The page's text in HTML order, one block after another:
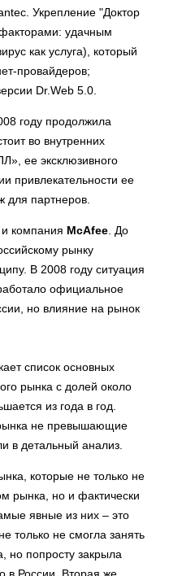
Укрепление "Доктор
удачным
как услуга), который
провайдеров;
Dr.Web 5.0.
году продолжила
во внутренних
ее эксклюзивного
привлекательности ее
для партнеров.
компания McAfee . До
рынку
В 2008 году ситуация
официальное
но влияние на рынок
список основных
рынка с долей около
из года в год.
не превышающие
в детальный анализ.
которые не только не
рынка, но и фактически
явные из них – это
только не смогла занять
но попросту закрыла
в России. Вторая же